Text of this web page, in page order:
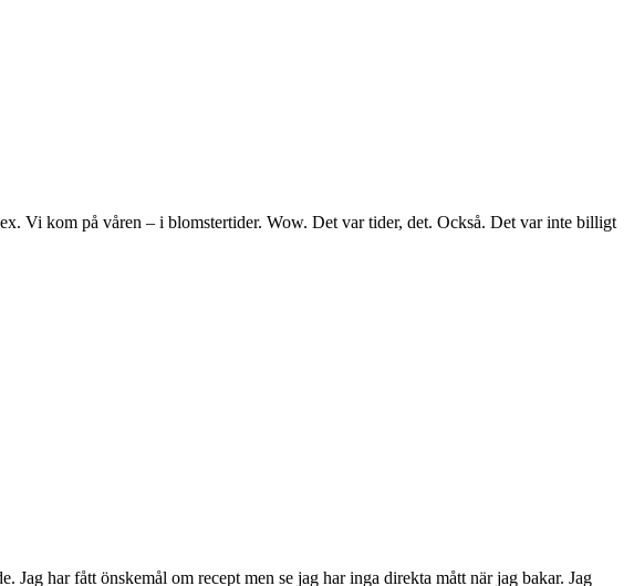
Vi kom på våren – i blomstertider. Wow. Det var tider, det. Också. Det var inte billigt
har fått önskemål om recept men se jag har inga direkta mått när jag bakar. Jag